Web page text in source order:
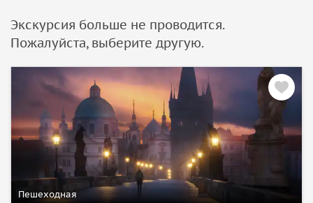
Экскурсия больше не проводится.
Пожалуйста, выберите другую.
Пешеходная